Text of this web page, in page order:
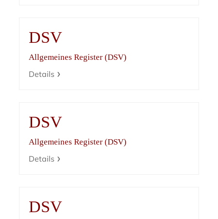
DSV
Allgemeines Register (DSV)
Details
DSV
Allgemeines Register (DSV)
Details
DSV